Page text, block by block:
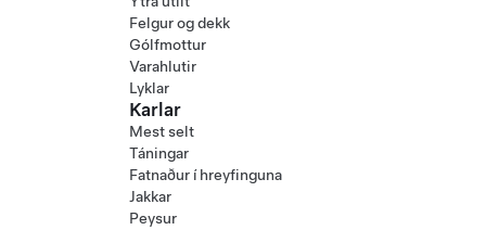
Felgur og dekk
Gólfmottur
Varahlutir
Lyklar
Karlar
Mest selt
Táningar
Fatnaður í hreyfinguna
Jakkar
Peysur